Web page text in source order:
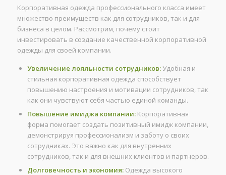
Корпоративная одежда профессионального класса имеет
множество преимуществ как для сотрудников, так и для
бизнеса в целом. Рассмотрим, почему стоит
инвестировать в создание качественной корпоративной
одежды для своей компании.
Увеличение лояльности сотрудников:Удобная и
стильная корпоративная одежда способствует
повышению настроения и мотивации сотрудников, так
как они чувствуют себя частью единой команды.
Повышение имиджа компании:Корпоративная
форма помогает создать позитивный имидж компании,
демонстрируя профессионализм и заботу о своих
сотрудниках. Это важно как для внутренних
сотрудников, так и для внешних клиентов и партнеров.
Долговечность и экономия:Одежда высокого